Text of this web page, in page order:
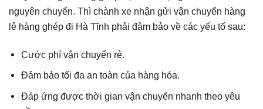
nguyên chuyến. Thì chành xe nhận gửi vận chuyển hàng
lẻ hàng ghép đi Hà Tĩnh phải đảm bảo về các yếu tố sau:
Cước phí vận chuyển rẻ.
Đảm bảo tối đa an toàn của hàng hóa.
Đáp ứng được thời gian vận chuyển nhanh theo yêu